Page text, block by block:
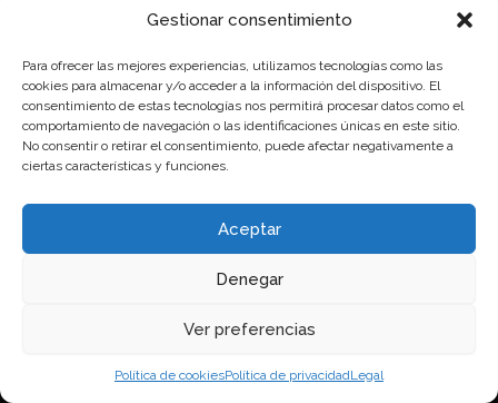
Gestionar consentimiento
Para ofrecer las mejores experiencias, utilizamos tecnologías como las
cookies para almacenar y/o acceder a la información del dispositivo. El
consentimiento de estas tecnologías nos permitirá procesar datos como el
comportamiento de navegación o las identificaciones únicas en este sitio.
No consentir o retirar el consentimiento, puede afectar negativamente a
ciertas características y funciones.
Aceptar
Denegar
Ver preferencias
Política de cookiesPolítica de privacidadLegal
T&C
PRIVACIDAD